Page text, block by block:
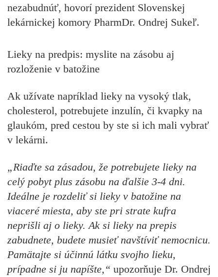
nezabudnúť, hovorí prezident Slovenskej
lekárnickej komory PharmDr. Ondrej Sukeľ.
Lieky na predpis: myslite na zásobu aj
rozloženie v batožine
Ak užívate napríklad lieky na vysoký tlak,
cholesterol, potrebujete inzulín, či kvapky na
glaukóm, pred cestou by ste si ich mali vybrať
v lekárni.
„Riaďte sa zásadou, že potrebujete lieky na
celý pobyt plus zásobu na ďalšie 3-4 dni.
Ideálne je rozdeliť si lieky v batožine na
viaceré miesta, aby ste pri strate kufra
neprišli aj o lieky. Ak si lieky na prepis
zabudnete, budete musieť navštíviť nemocnicu.
Pamätajte si účinnú látku svojho lieku,
prípadne si ju napíšte,“ upozorňuje Dr. Ondrej